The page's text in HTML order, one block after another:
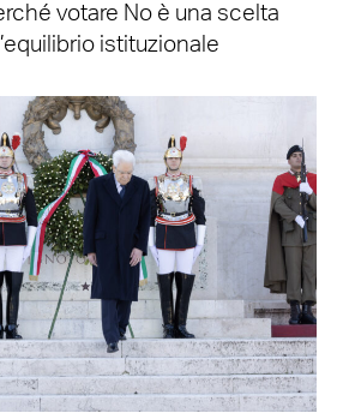
votare No è una scelta
istituzionale